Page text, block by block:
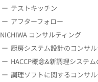
テストキッチン
アフターフォロー
NICHIWA コンサルティング
厨房システム設計のコンサ
HACCP概念&新調理システ
調理ソフトに関するコンサ